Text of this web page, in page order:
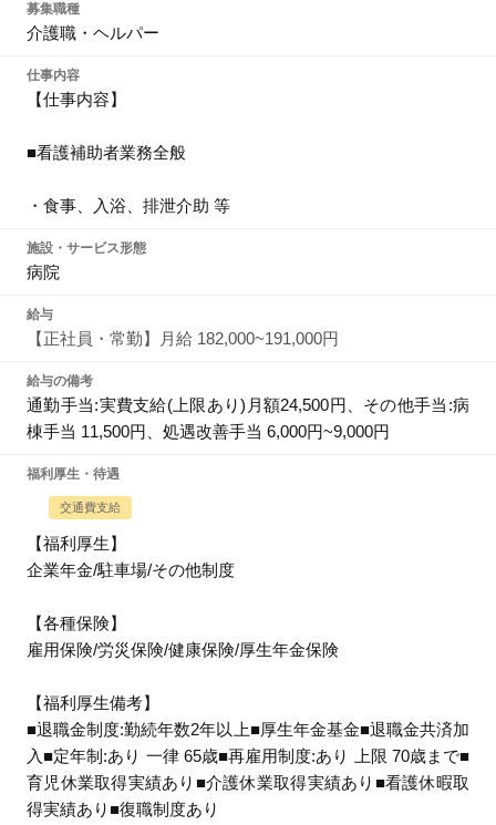
募集職種
介護職・ヘルパー
仕事内容
【仕事内容】
■看護補助者業務全般
・食事、入浴、排泄介助 等
施設・サービス形態
病院
給与
【正社員・常勤】月給 182,000~191,000円
給与の備考
通勤手当:実費支給(上限あり)月額24,500円、その他手当:病
棟手当 11,500円、処遇改善手当 6,000円~9,000円
福利厚生・待遇
交通費支給
【福利厚生】
企業年金/駐車場/その他制度
【各種保険】
雇用保険/労災保険/健康保険/厚生年金保険
【福利厚生備考】
■退職金制度:勤続年数2年以上■厚生年金基金■退職金共済加
入■定年制:あり 一律 65歳■再雇用制度:あり 上限 70歳まで■
育児休業取得実績あり■介護休業取得実績あり■看護休暇取
得実績あり■復職制度あり